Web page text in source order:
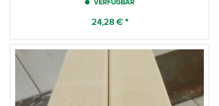
VERFÜGBAR
24,28 € *